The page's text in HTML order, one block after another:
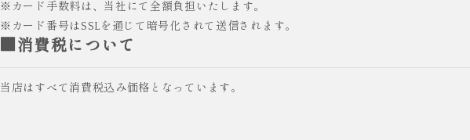
※カード手数料は、当社にて全額負担いたします。
※カード番号はSSLを通じて暗号化されて送信されます。
■消費税について
当店はすべて消費税込み価格となっています。